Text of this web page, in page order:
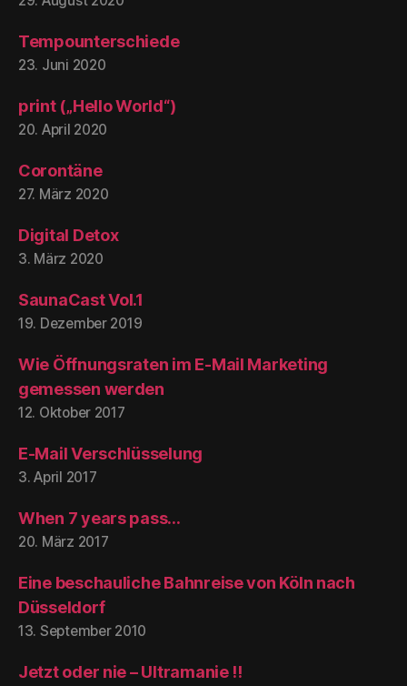
Tempounterschiede
23. Juni 2020
print („Hello World“)
20. April 2020
Corontäne
27. März 2020
Digital Detox
3. März 2020
SaunaCast Vol.1
19. Dezember 2019
Wie Öffnungsraten im E-Mail Marketing
gemessen werden
12. Oktober 2017
E-Mail Verschlüsselung
3. April 2017
When 7 years pass…
20. März 2017
Eine beschauliche Bahnreise von Köln nach
Düsseldorf
13. September 2010
Jetzt oder nie – Ultramanie !!